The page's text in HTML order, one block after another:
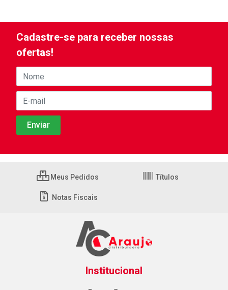
Cadastre-se para receber nossas
ofertas!
Meus Pedidos Títulos
Notas Fiscais
Institucional